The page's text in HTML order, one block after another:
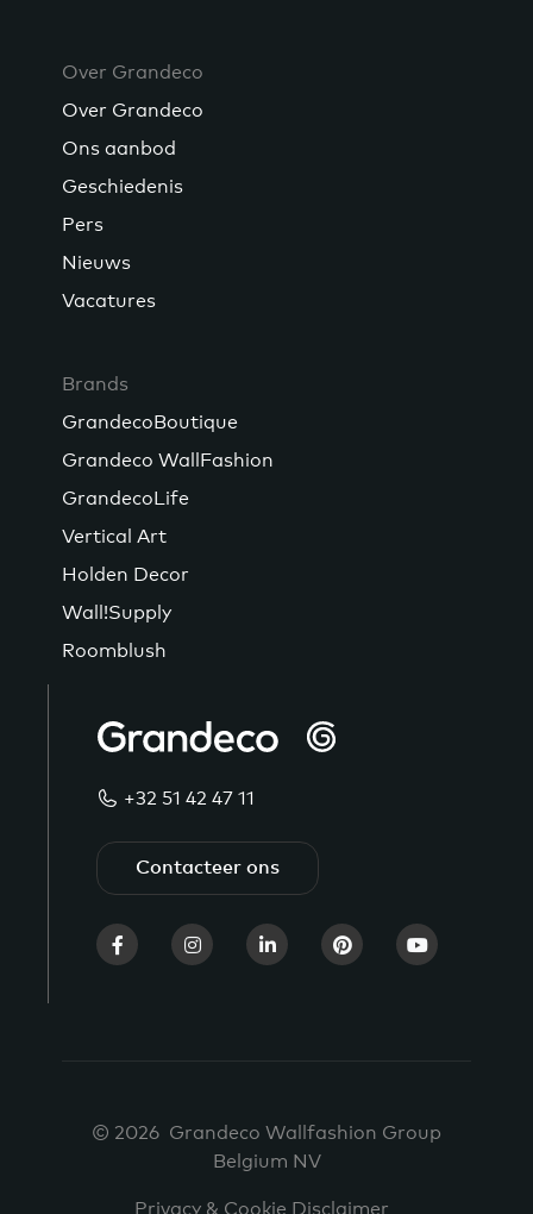
Over Grandeco
Over Grandeco
Ons aanbod
Geschiedenis
Pers
Nieuws
Vacatures
Brands
GrandecoBoutique
Grandeco WallFashion
GrandecoLife
Vertical Art
Holden Decor
Wall!Supply
Roomblush
+32 51 42 47 11
Contacteer ons
© 2026 Grandeco Wallfashion Group
Belgium NV
Privacy & Cookie Disclaimer